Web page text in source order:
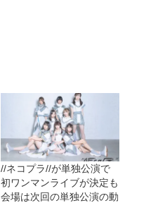
//ネコプラ//が単独公演で
初ワンマンライブが決定も
会場は次回の単独公演の動